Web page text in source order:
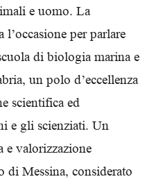
e uomo. La
per parlare
di biologia marina e
un polo d’eccellenza
scientifica ed
e gli scienziati. Un
e valorizzazione
di Messina, considerato